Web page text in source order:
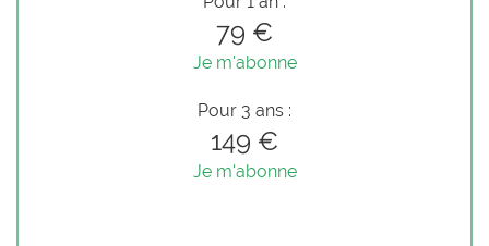
79 €
Je m'abonne
Pour 3 ans :
149 €
Je m'abonne